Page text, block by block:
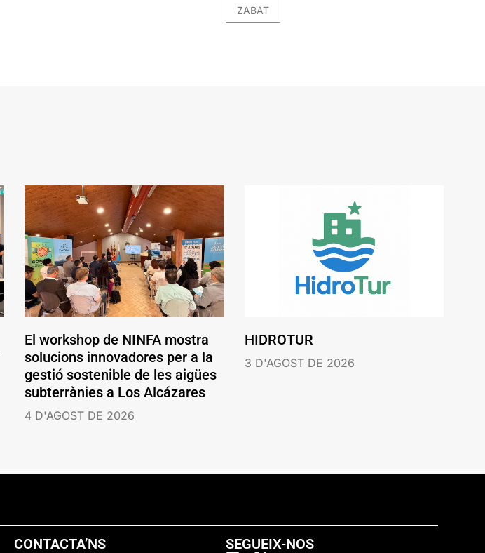
ZABAT
El workshop de NINFA mostra
solucions innovadores per a la
gestió sostenible de les aigües
subterrànies a Los Alcázares
4 D'AGOST DE 2026
HIDROTUR
3 D'AGOST DE 2026
CONTACTA’NS SEGUEIX-NOS